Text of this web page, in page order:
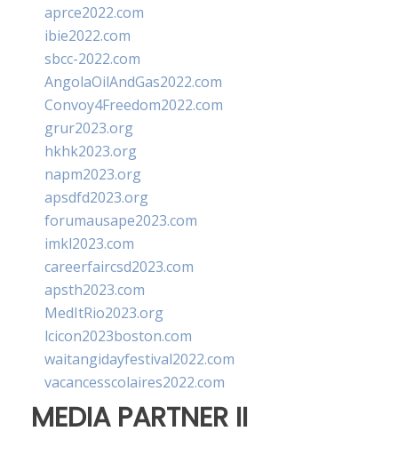
aprce2022.com
ibie2022.com
sbcc-2022.com
AngolaOilAndGas2022.com
Convoy4Freedom2022.com
grur2023.org
hkhk2023.org
napm2023.org
apsdfd2023.org
forumausape2023.com
imkl2023.com
careerfaircsd2023.com
apsth2023.com
MedItRio2023.org
lcicon2023boston.com
waitangidayfestival2022.com
vacancesscolaires2022.com
MEDIA PARTNER II